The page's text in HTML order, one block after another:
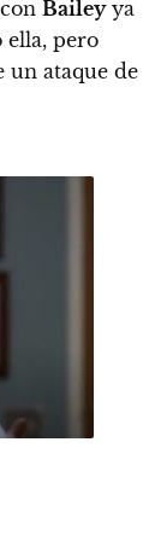
Baileyya
ella, pero
un ataque de